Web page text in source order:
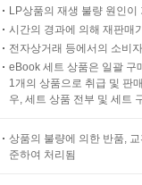
LP상품의 재생 불량 원인
시간의 경과에 의해 재판매
전자상거래 등에서의 소비
eBook 세트 상품은 일괄 구
1개의 상품으로 취급 및 판
우, 세트 상품 전부 및 세트
상품의 불량에 의한 반품,
준하여 처리됨